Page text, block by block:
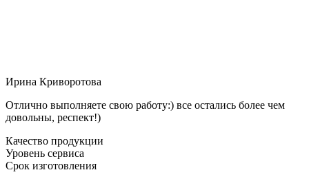
Ирина Криворотова
Отлично выполняете свою работу:) все остались более чем
довольны, респект!)
Качество продукции
Уровень сервиса
Срок изготовления